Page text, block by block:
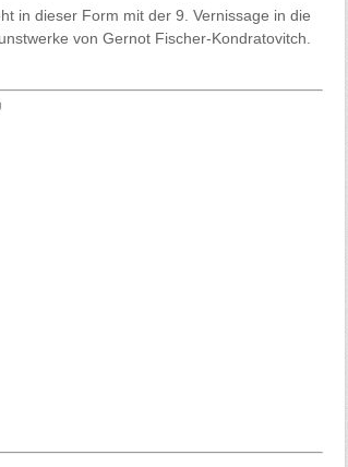
in dieser Form mit der 9. Vernissage in die
von Gernot Fischer-Kondratovitch.